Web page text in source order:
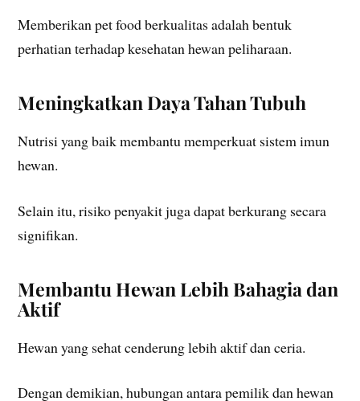
Memberikan pet food berkualitas adalah bentuk
perhatian terhadap kesehatan hewan peliharaan.
Meningkatkan Daya Tahan Tubuh
Nutrisi yang baik membantu memperkuat sistem imun
hewan.
Selain itu, risiko penyakit juga dapat berkurang secara
signifikan.
Membantu Hewan Lebih Bahagia dan
Aktif
Hewan yang sehat cenderung lebih aktif dan ceria.
Dengan demikian, hubungan antara pemilik dan hewan